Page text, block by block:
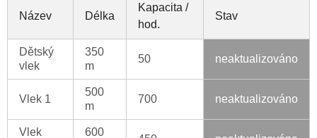
Název Délka
Kapacita /
hod.
Stav
Dětský
vlek
350
m
50 neaktualizováno
Vlek 1
500
m
700 neaktualizováno
Vlek
600